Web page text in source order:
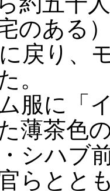
のある
戻り、
。
服に「
薄茶色
シハブ
らとと